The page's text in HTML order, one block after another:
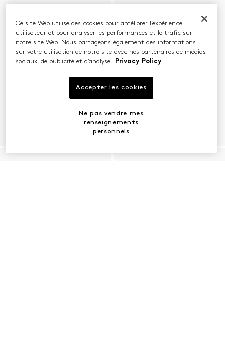
Ce site Web utilise des cookies pour améliorer l’expérience
utilisateur et pour analyser les performances et le trafic sur
notre site Web. Nous partageons également des informations
sur votre utilisation de notre site avec nos partenaires de médias
sociaux, de publicité et d’analyse. Privacy Policy
Accepter les cookies
Ne pas vendre mes
renseignements
personnels